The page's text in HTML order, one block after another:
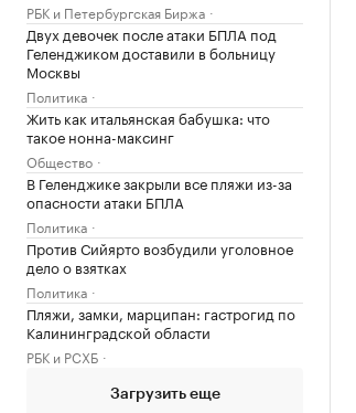
РБК и Петербургская Биржа
Двух девочек после атаки БПЛА под
Геленджиком доставили в больницу
Москвы
Политика
Жить как итальянская бабушка: что
такое нонна-максинг
Общество
В Геленджике закрыли все пляжи из-за
опасности атаки БПЛА
Политика
Против Сийярто возбудили уголовное
дело о взятках
Политика
Пляжи, замки, марципан: гастрогид по
Калининградской области
РБК и РСХБ
Загрузить еще